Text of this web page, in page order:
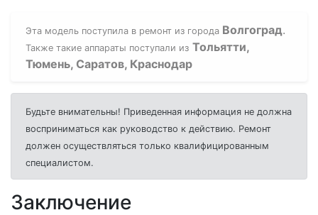
Эта модель поступила в ремонт из города Волгоград.
Также такие аппараты поступали из Тольятти,
Тюмень, Саратов, Краснодар
Будьте внимательны! Приведенная информация не должна
восприниматься как руководство к действию. Ремонт
должен осуществляться только квалифицированным
специалистом.
Заключение